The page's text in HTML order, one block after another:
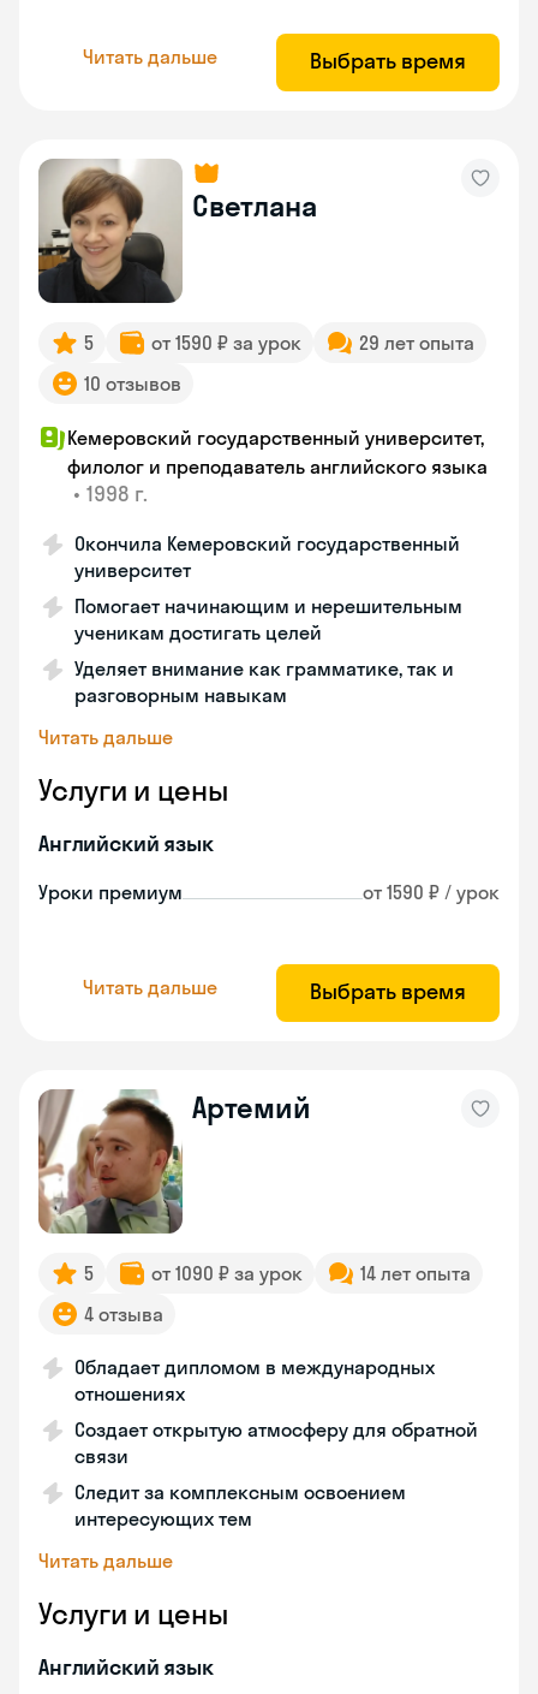
Читать дальше Выбрать время
Светлана
5 от 1590 ₽ за урок
29 лет опыта
10 отзывов
Кемеровский государственный университет,
филолог и преподаватель английского языка
• 1998 г.
Окончила Кемеровский государственный
университет
Помогает начинающим и нерешительным
ученикам достигать целей
Уделяет внимание как грамматике, так и
разговорным навыкам
Читать дальше
Услуги и цены
Английский язык
Уроки премиум от 1590 ₽ / урок
Читать дальше Выбрать время
Артемий
5 от 1090 ₽ за урок
14 лет опыта
4 отзыва
Обладает дипломом в международных
отношениях
Создает открытую атмосферу для обратной
связи
Следит за комплексным освоением
интересующих тем
Читать дальше
Услуги и цены
Английский язык